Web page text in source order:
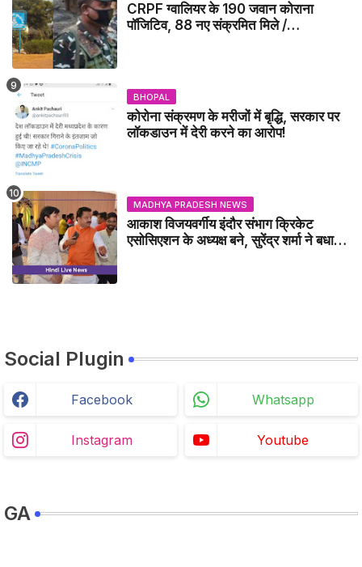
CRPF ग्वालियर के 190 जवान कोराना
पॉजिटिव, 88 नए संक्रमित मिले /
BHOPAL
कोरोना संक्रमण के मरीजों में बृद्धि, सरकार पर
लॉकडाउन में देरी करने का आरोप!
MADHYA PRADESH NEWS
आकाश विजयवर्गीय इंदौर संभाग क्रिकेट
एसोसिएशन के अध्यक्ष बने, सुरेंद्र शर्मा ने बधाई
Social Plugin
Facebook Whatsapp
Instagram Youtube
GA